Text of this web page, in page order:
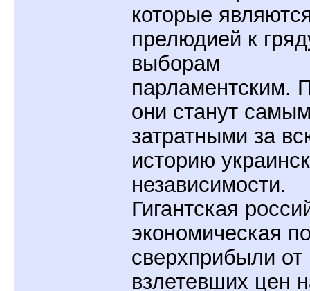
которые
прелюдией к
выборам
парламентским.
они станут
затратными за
историю
независимости.
Гигантская
экономическая
сверхприбыли от
взлетевших цен